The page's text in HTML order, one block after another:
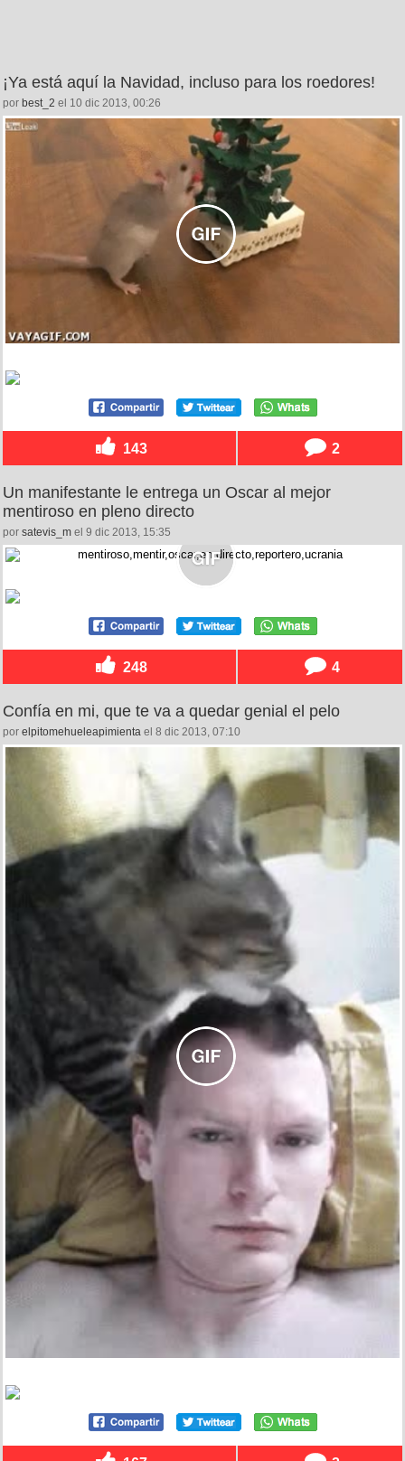
¡Ya está aquí la Navidad, incluso para los roedores!
por best_2 el 10 dic 2013, 00:26
143 2
Un manifestante le entrega un Oscar al mejor
mentiroso en pleno directo
por satevis_m el 9 dic 2013, 15:35
248 4
Confía en mi, que te va a quedar genial el pelo
por elpitomehueleapimienta el 8 dic 2013, 07:10